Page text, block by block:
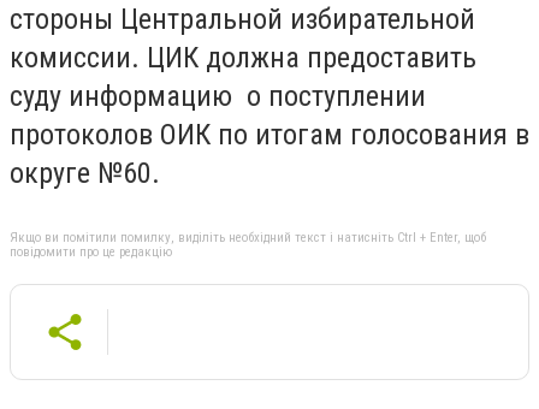
стороны Центральной избирательной
комиссии. ЦИК должна предоставить
суду информацию о поступлении
протоколов ОИК по итогам голосования в
округе №60.
Якщо ви помітили помилку, виділіть необхідний текст і натисніть Ctrl + Enter, щоб
повідомити про це редакцію